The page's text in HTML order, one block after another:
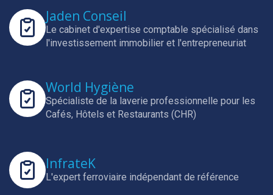
Jaden Conseil
Le cabinet d'expertise comptable spécialisé dans
l'investissement immobilier et l'entrepreneuriat
World Hygiène
Spécialiste de la laverie professionnelle pour les
Cafés, Hôtels et Restaurants (CHR)
InfrateK
L'expert ferroviaire indépendant de référence